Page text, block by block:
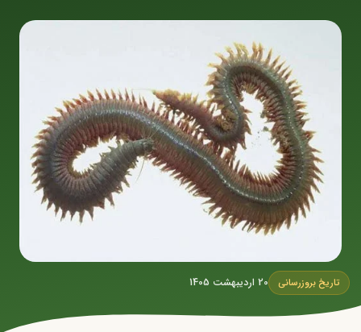
تاریخ بروزرسانی 20 اردیبهشت 1405